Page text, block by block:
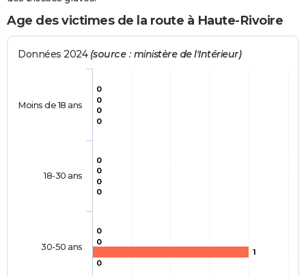
Age des victimes de la route à Haute-Rivoire
Données 2024 (source : ministère de l'Intérieur)
0
0
0
0
0
0
0
0
1
0
0
0
Moins de 18 ans
18-30 ans
30-50 ans